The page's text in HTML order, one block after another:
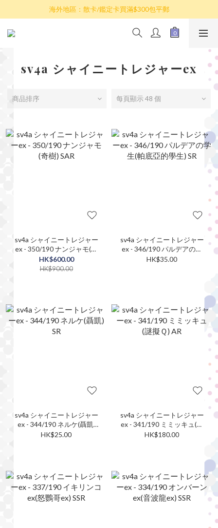
散卡買滿$100包平郵，全部產品買滿$800包順豐(香港境內)
海外地區：散卡/鑑定卡買滿$300包平郵
澳門/台灣/新加坡/馬來西亞/韓國可選擇以順豐到付發貨
sv4a シャイニートレジャーex
商品排序 每頁顯示 48 個
sv4a シャイニートレジャー
ex - 350/190 ナンジャモ(奇
樹) SAR
HK$600.00
HK$900.00
sv4a シャイニートレジャー
ex - 346/190 パルデアの学
生(帕底亞的學生) SR
HK$35.00
sv4a シャイニートレジャー
ex - 344/190 ネルケ(聶凱)
SR
HK$25.00
sv4a シャイニートレジャー
ex - 341/190 ミミッキュ(謎
擬Ｑ) AR
HK$180.00